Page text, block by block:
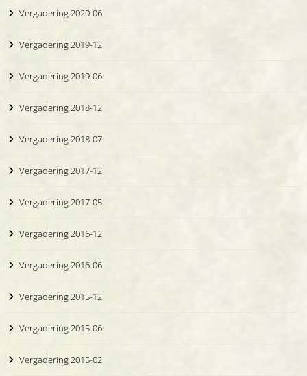
Vergadering 2020-06
Vergadering 2019-12
Vergadering 2019-06
Vergadering 2018-12
Vergadering 2018-07
Vergadering 2017-12
Vergadering 2017-05
Vergadering 2016-12
Vergadering 2016-06
Vergadering 2015-12
Vergadering 2015-06
Vergadering 2015-02